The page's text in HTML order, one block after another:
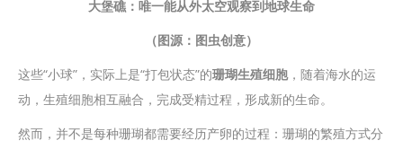
大堡礁：唯一能从外太空观察到地球生命
（图源：图虫创意）
这些“小球”，实际上是“打包状态”的珊瑚生殖细胞，随着海水的运
动，生殖细胞相互融合，完成受精过程，形成新的生命。
然而，并不是每种珊瑚都需要经历产卵的过程：珊瑚的繁殖方式分